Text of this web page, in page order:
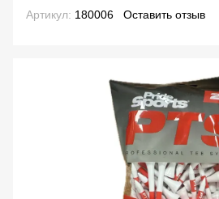
Артикул: 180006 Оставить отзыв